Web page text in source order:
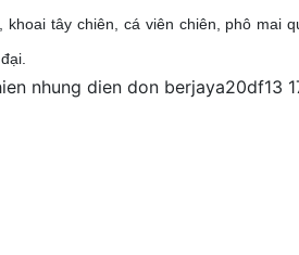
khoai tây chiên, cá viên chiên, phô mai